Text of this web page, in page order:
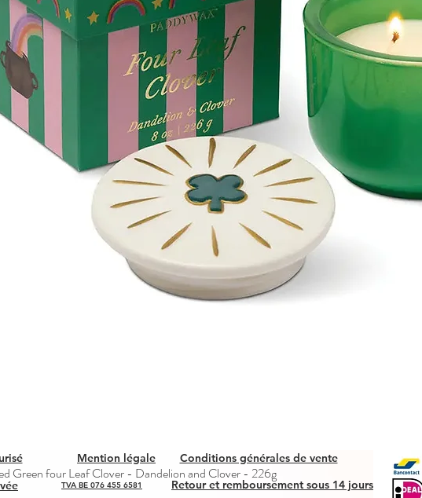
Snel overzicht
Green four Leaf Clover - Dandelion and Clover - 226g
Mention légale
Conditions générales de vente
Retour et remboursement sous 14 jours
TVA BE 076 455 6581